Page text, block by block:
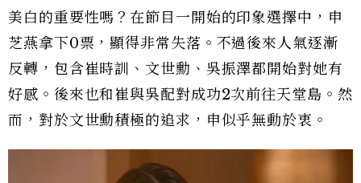
美白的重要性嗎？在節目一開始的印象選擇中，申
芝燕拿下0票，顯得非常失落。不過後來人氣逐漸
反轉，包含崔時訓、文世勳、吳振澤都開始對她有
好感。後來也和崔與吳配對成功2次前往天堂島。然
而，對於文世勳積極的追求，申似乎無動於衷。